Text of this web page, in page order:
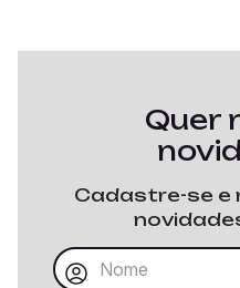
Quer
Cadastre-se e